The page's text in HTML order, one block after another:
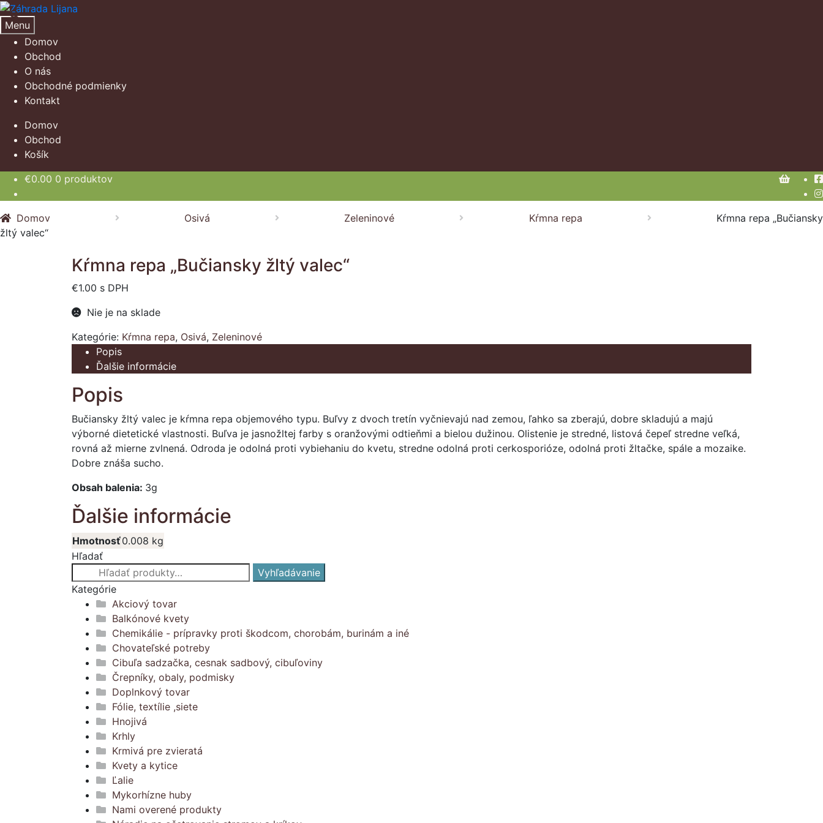
Preskočiť
na
navigáciu
Preskočiť
na
obsah
Menu
Domov
Obchod
O nás
Obchodné podmienky
Kontakt
Domov
Obchod
Košík
€0.00 0 produktov
Domov Osivá Zeleninové Kŕmna repa
Kŕmna repa „Bučiansky
žltý valec“
Kŕmna repa „Bučiansky žltý valec“
€1.00 s DPH
Nie je na sklade
Kategórie: Kŕmna repa, Osivá, Zeleninové
Popis
Ďalšie informácie
Popis
Bučiansky žltý valec je kŕmna repa objemového typu. Buľvy z dvoch tretín vyčnievajú nad zemou, ľahko sa zberajú, dobre skladujú a majú
výborné dietetické vlastnosti. Buľva je jasnožltej farby s oranžovými odtieňmi a bielou dužinou. Olistenie je stredné, listová čepeľ stredne veľká,
rovná až mierne zvlnená. Odroda je odolná proti vybiehaniu do kvetu, stredne odolná proti cerkosporióze, odolná proti žltačke, spále a mozaike.
Dobre znáša sucho.
Obsah balenia: 3g
Ďalšie informácie
Hmotnosť0.008 kg
Hľadať
Hľadať:
Vyhľadávanie
Kategórie
Akciový tovar
Balkónové kvety
Chemikálie - prípravky proti škodcom, chorobám, burinám a iné
Chovateľské potreby
Cibuľa sadzačka, cesnak sadbový, cibuľoviny
Črepníky, obaly, podmisky
Doplnkový tovar
Fólie, textílie ,siete
Hnojivá
Krhly
Krmivá pre zvieratá
Kvety a kytice
Ľalie
Mykorhízne huby
Nami overené produkty